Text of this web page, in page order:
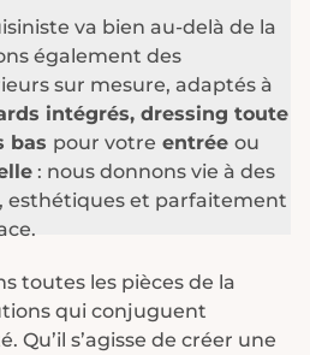
va bien au-delà de la
également des
sur mesure, adaptés à
intégrés, dressing toute
bas pour votre entrée ou
: nous donnons vie à des
esthétiques et parfaitement
toutes les pièces de la
qui conjuguent
Qu’il s’agisse de créer une